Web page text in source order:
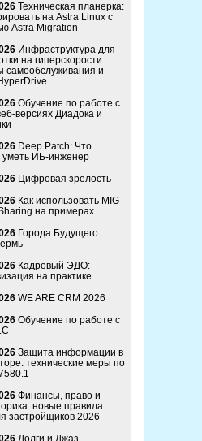
Техническая планерка:
на Astra Linux с
Astra Migration
Инфраструктура для
на гиперскорости:
самообслуживания и
Обучение по работе с
версиях Диадока и
Deep Patch: Что
уметь ИБ-инженер
Цифровая зрелость
Как использовать MIG
на примерах
Города Будущего
Кадровый ЭДО:
на практике
WE ARE CRM 2026
Обучение по работе с
Защита информации в
технические меры по
Финансы, право и
новые правила
застройщиков 2026